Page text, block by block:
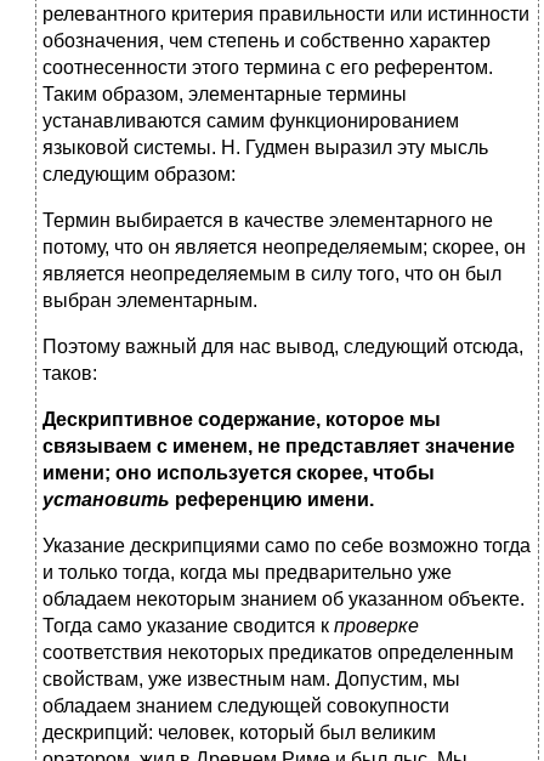
релевантного критерия правильности или истинности
обозначения, чем степень и собственно характер
соотнесенности этого термина с его референтом.
Таким образом, элементарные термины
устанавливаются самим функционированием
языковой системы. Н. Гудмен выразил эту мысль
следующим образом:
Термин выбирается в качестве элементарного не
потому, что он является неопределяемым; скорее, он
является неопределяемым в силу того, что он был
выбран элементарным.
Поэтому важный для нас вывод, следующий отсюда,
таков:
Дескриптивное содержание, которое мы
связываем с именем, не представляет значение
имени; оно используется скорее, чтобы
установить референцию имени.
Указание дескрипциями само по себе возможно тогда
и только тогда, когда мы предварительно уже
обладаем некоторым знанием об указанном объекте.
Тогда само указание сводится к проверке
соответствия некоторых предикатов определенным
свойствам, уже известным нам. Допустим, мы
обладаем знанием следующей совокупности
дескрипций: человек, который был великим